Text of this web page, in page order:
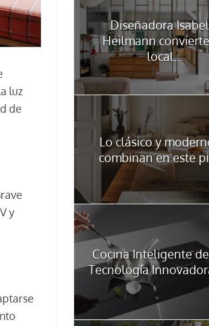
luz
de
y
Diseñadora
Heilmann
local...
Lo clásico y
combinan en este
Cocina Inteligente
Tecnología